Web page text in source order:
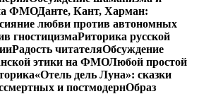
ФМОДанте, Кант, Харман:
любви против автономных
гностицизмаРиторика русской
Радость читателяОбсуждение
этики на ФМОЛюбой простой
«Отель дель Луна»: сказки
и постмодернОбраз